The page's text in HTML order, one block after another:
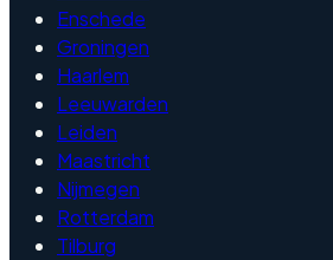
Enschede
Groningen
Haarlem
Leeuwarden
Leiden
Maastricht
Nijmegen
Rotterdam
Tilburg